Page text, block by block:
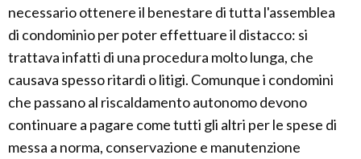
necessario ottenere il benestare di tutta l'assemblea
di condominio per poter effettuare il distacco: si
trattava infatti di una procedura molto lunga, che
causava spesso ritardi o litigi. Comunque i condomini
che passano al riscaldamento autonomo devono
continuare a pagare come tutti gli altri per le spese di
messa a norma, conservazione e manutenzione